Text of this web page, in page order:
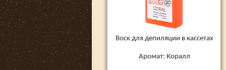
Воск для депиляции в кассетах
Аромат: Коралл